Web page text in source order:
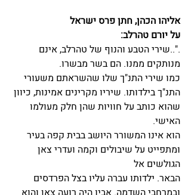
אליהו הכהן, חתן פרס ישראל
על יורם טהרלב:
."..שירי הטבע והנוף של טהרלב, אינם
מנותקים ממנו. הם בשר מבשרו.
כמו שירי התנ"ך שלו שהשראתם משעורי
התנ"ך בילדותו. שיריו מקרינים אמינות, כיוון
שהוא כותב על חוויות שהן חלק מעולמו
האישי.
הוא אינו המשורר היושב בבית קפה בעיר
ומתפייט על שיבולים וקמה ועדרי צאן
הגולשים אל
הבאר. ילדותו עברה עליו בצל הפרדסים